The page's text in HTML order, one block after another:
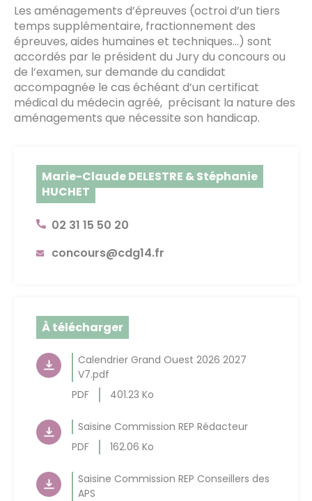
Les aménagements d’épreuves (octroi d’un tiers
temps supplémentaire, fractionnement des
épreuves, aides humaines et techniques…) sont
accordés par le président du Jury du concours ou
de l’examen, sur demande du candidat
accompagnée le cas échéant d’un certificat
médical du médecin agréé, précisant la nature des
aménagements que nécessite son handicap.
Marie-Claude DELESTRE & Stéphanie
HUCHET
02 31 15 50 20
concours@cdg14.fr
À télécharger
Calendrier Grand Ouest 2026 2027
V7.pdf
PDF
401.23 Ko
Saisine Commission REP Rédacteur
PDF
162.06 Ko
Saisine Commission REP Conseillers des
APS